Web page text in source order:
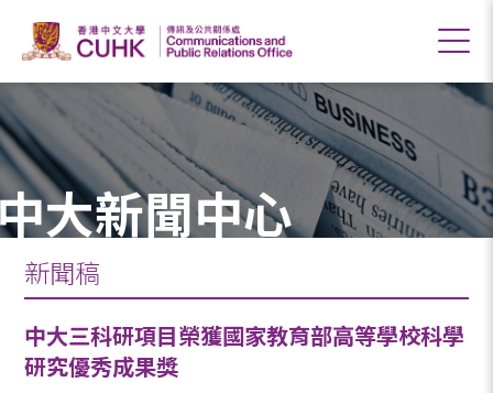
大新聞中心
新聞稿
中大三科研項目榮獲國家教育部高等學校科學
研究優秀成果獎